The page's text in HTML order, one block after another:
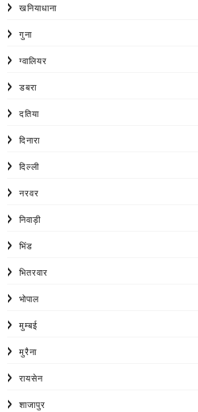
खनियाधाना
गुना
ग्वालियर
डबरा
दतिया
दिनारा
दिल्ली
नरवर
निवाड़ी
भिंड
भितरवार
भोपाल
मुम्बई
मुरैना
रायसेन
शाजापुर